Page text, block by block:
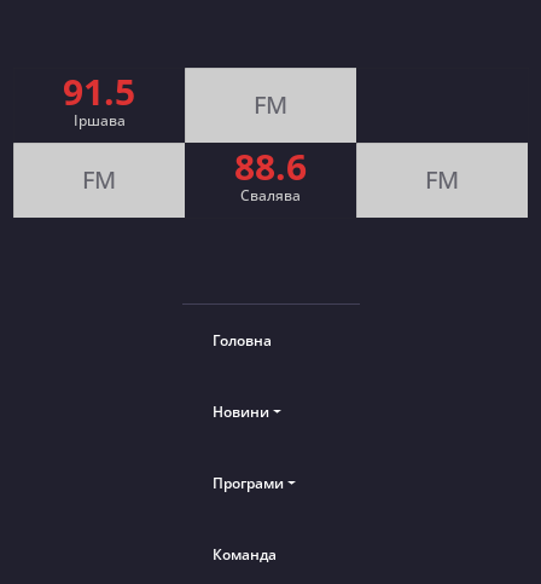
91.5
Іршава FM
FM 88.6
Cвалява FM
Головна
Новини
Програми
Команда